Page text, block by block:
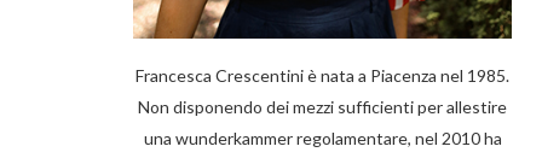
Francesca Crescentini è nata a Piacenza nel 1985.
Non disponendo dei mezzi sufficienti per allestire
una wunderkammer regolamentare, nel 2010 ha